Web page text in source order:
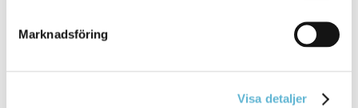
Marknadsföring
Visa detaljer
Postadress